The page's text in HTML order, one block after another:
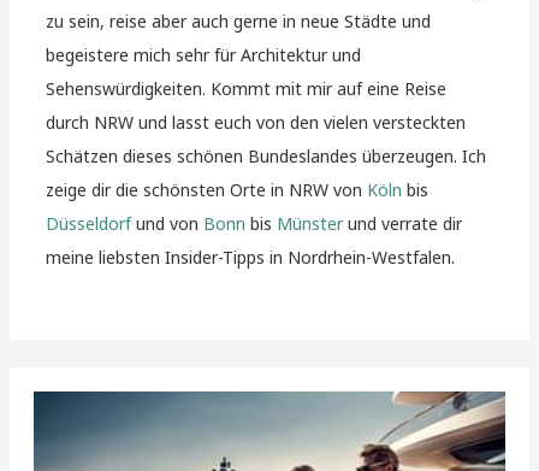
zu sein, reise aber auch gerne in neue Städte und
begeistere mich sehr für Architektur und
Sehenswürdigkeiten. Kommt mit mir auf eine Reise
durch NRW und lasst euch von den vielen versteckten
Schätzen dieses schönen Bundeslandes überzeugen. Ich
zeige dir die schönsten Orte in NRW von Köln bis
Düsseldorfund von Bonn bis Münsterund verrate dir
meine liebsten Insider-Tipps in Nordrhein-Westfalen.